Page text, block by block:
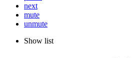
next
mute
unmute
Show list